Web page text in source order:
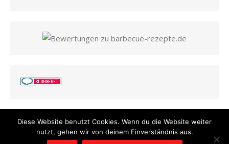
© 2026 Barbecue Rezepte/ Powered by WordPress / Theme by
Diese Website benutzt Cookies. Wenn du die Website weiter
nutzt, gehen wir von deinem Einverständnis aus.